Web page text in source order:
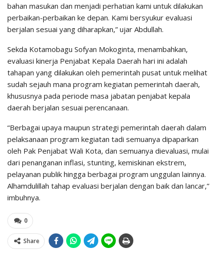
bahan masukan dan menjadi perhatian kami untuk dilakukan
perbaikan-perbaikan ke depan. Kami bersyukur evaluasi
berjalan sesuai yang diharapkan,” ujar Abdullah.
Sekda Kotamobagu Sofyan Mokoginta, menambahkan,
evaluasi kinerja Penjabat Kepala Daerah hari ini adalah
tahapan yang dilakukan oleh pemerintah pusat untuk melihat
sudah sejauh mana program kegiatan pemerintah daerah,
khususnya pada periode masa jabatan penjabat kepala
daerah berjalan sesuai perencanaan.
“Berbagai upaya maupun strategi pemerintah daerah dalam
pelaksanaan program kegiatan tadi semuanya dipaparkan
oleh Pak Penjabat Wali Kota, dan semuanya dievaluasi, mulai
dari penanganan inflasi, stunting, kemiskinan ekstrem,
pelayanan publik hingga berbagai program unggulan lainnya.
Alhamdulillah tahap evaluasi berjalan dengan baik dan lancar,”
imbuhnya.
0
Share